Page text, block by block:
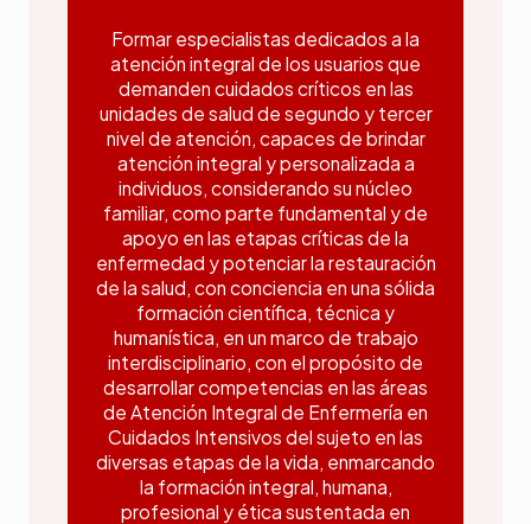
Formar especialistas dedicados a la
atención integral de los usuarios que
demanden cuidados críticos en las
unidades de salud de segundo y tercer
nivel de atención, capaces de brindar
atención integral y personalizada a
individuos, considerando su núcleo
familiar, como parte fundamental y de
apoyo en las etapas críticas de la
enfermedad y potenciar la restauración
de la salud, con conciencia en una sólida
formación científica, técnica y
humanística, en un marco de trabajo
interdisciplinario, con el propósito de
desarrollar competencias en las áreas
de Atención Integral de Enfermería en
Cuidados Intensivos del sujeto en las
diversas etapas de la vida, enmarcando
la formación integral, humana,
profesional y ética sustentada en